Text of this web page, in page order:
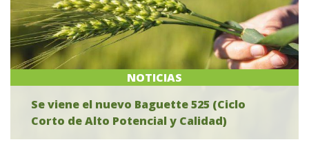
NOTICIAS
Se viene el nuevo Baguette 525 (Ciclo
Corto de Alto Potencial y Calidad)